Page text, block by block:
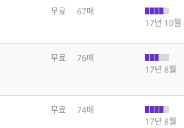
무료
67매
17년 10월
무료
76매
17년 8월
무료
74매
17년 8월